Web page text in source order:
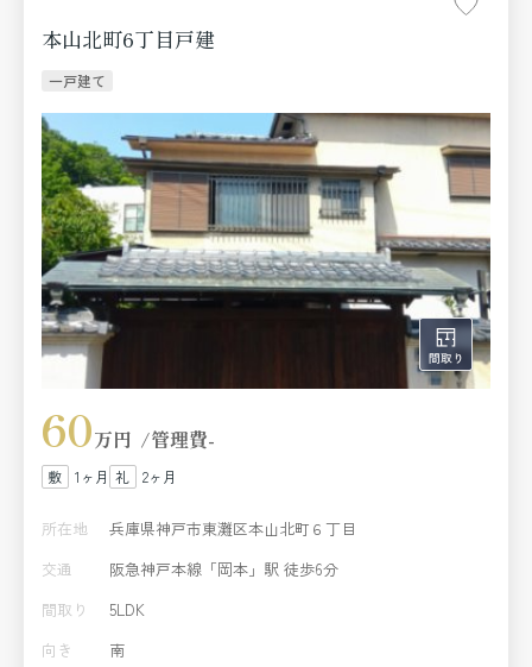
本山北町6丁目戸建
一戸建て
60万円 管理費-
1ヶ月 2ヶ月
所在地
兵庫県神戸市東灘区本山北町６丁目
交通
阪急神戸本線「岡本」駅 徒歩6分
間取り
5LDK
向き
南